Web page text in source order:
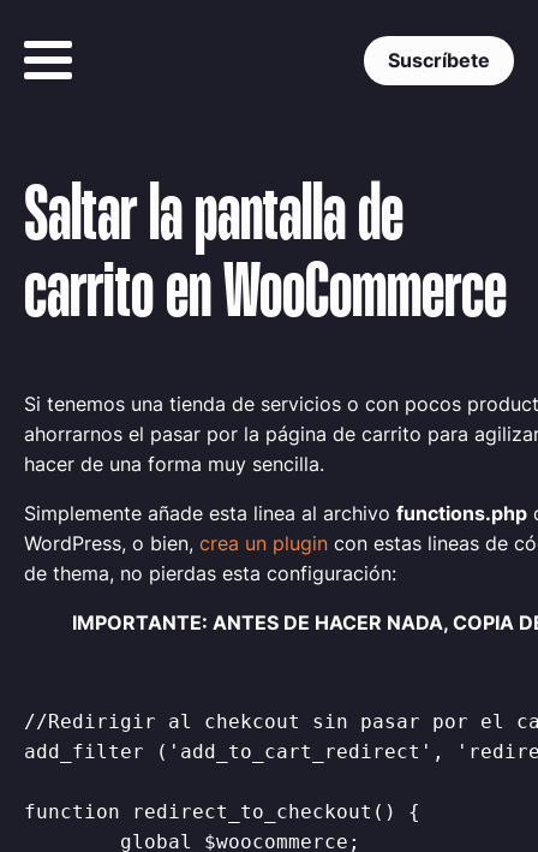
Suscríbete
Saltar la pantalla de
carrito en WooCommerce
Si tenemos una tienda de servicios o con pocos
ahorrarnos el pasar por la página de carrito para
hacer de una forma muy sencilla.
Simplemente añade esta linea al archivo functions.php
WordPress, o bien, crea un plugin con estas lineas de
de thema, no pierdas esta configuración:
IMPORTANTE: ANTES DE HACER NADA, COPIA
//Redirigir al chekcout sin pasar por el
add_filter ('add_to_cart_redirect',
function redirect_to_checkout() {